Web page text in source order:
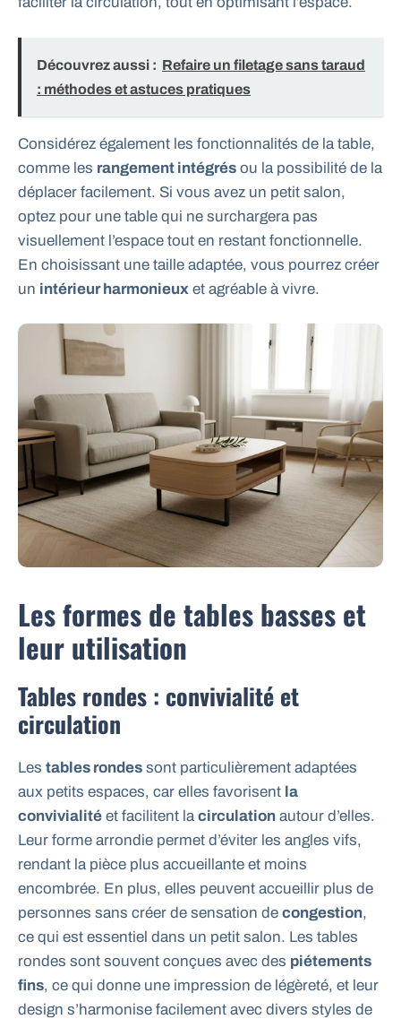
Découvrez aussi : Refaire un filetage sans taraud
: méthodes et astuces pratiques
Considérez également les fonctionnalités de la table,
comme les rangement intégrés ou la possibilité de la
déplacer facilement. Si vous avez un petit salon,
optez pour une table qui ne surchargera pas
visuellement l’espace tout en restant fonctionnelle.
En choisissant une taille adaptée, vous pourrez créer
un intérieur harmonieux et agréable à vivre.
Les formes de tables basses et
leur utilisation
Tables rondes : convivialité et
circulation
Les tables rondes sont particulièrement adaptées
aux petits espaces, car elles favorisent la
convivialité et facilitent la circulation autour d’elles.
Leur forme arrondie permet d’éviter les angles vifs,
rendant la pièce plus accueillante et moins
encombrée. En plus, elles peuvent accueillir plus de
personnes sans créer de sensation de congestion,
ce qui est essentiel dans un petit salon. Les tables
rondes sont souvent conçues avec des piétements
fins, ce qui donne une impression de légèreté, et leur
design s’harmonise facilement avec divers styles de